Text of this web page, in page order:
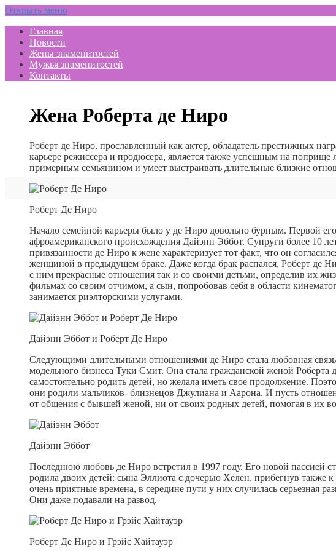
Открыть меню
Главная
Новости
Жены знаменитостей
Мужья знаменитостей
Контакты
Жена Роберта де Ниро
Роберт де Ниро, прославленный как актер, обладатель престижных
карьере режиссера и продюсера, является также успешным на
примерным семьянином и умеет выстраивать длительные близкие
Роберт Де Ниро
Начало семейной карьеры было у де Ниро довольно бурным. Первой
афроамериканского происхождения Дайэнн Эббот. Супруги более 10
привязанности де Ниро к жене характеризует тот факт, что он
женщиной в предыдущем браке. Даже когда брак распался, Роберт де
с ним прекрасные отношения так и со своими детьми, определив их
фильмах со своим отчимом, а сын, попробовав себя в области
занимается риэлторскими услугами.
Дайэнн Эббот и Роберт Де Ниро
Следующими длительными отношениями де Ниро стала любовная
модельного бизнеса Туки Смит. Она стала гражданской женой
самостоятельно родить детей, но желала иметь свое продолжение.
они родили мальчиков- близнецов Джулиана и Аарона. И пусть
от общения с бывшей женой, ни от своих родных детей, помогая в их
Дайэнн Эббот
Последнюю любовь де Ниро встретил в 1997 году. Его новой пассией
родила двоих детей: сына Эллиота с дочерью Хелен, прибегнув также
очень приятные времена, в середине пути у них случилась серьезная
Они даже подавали на развод.
Роберт Де Ниро и Грэйс Хайтауэр